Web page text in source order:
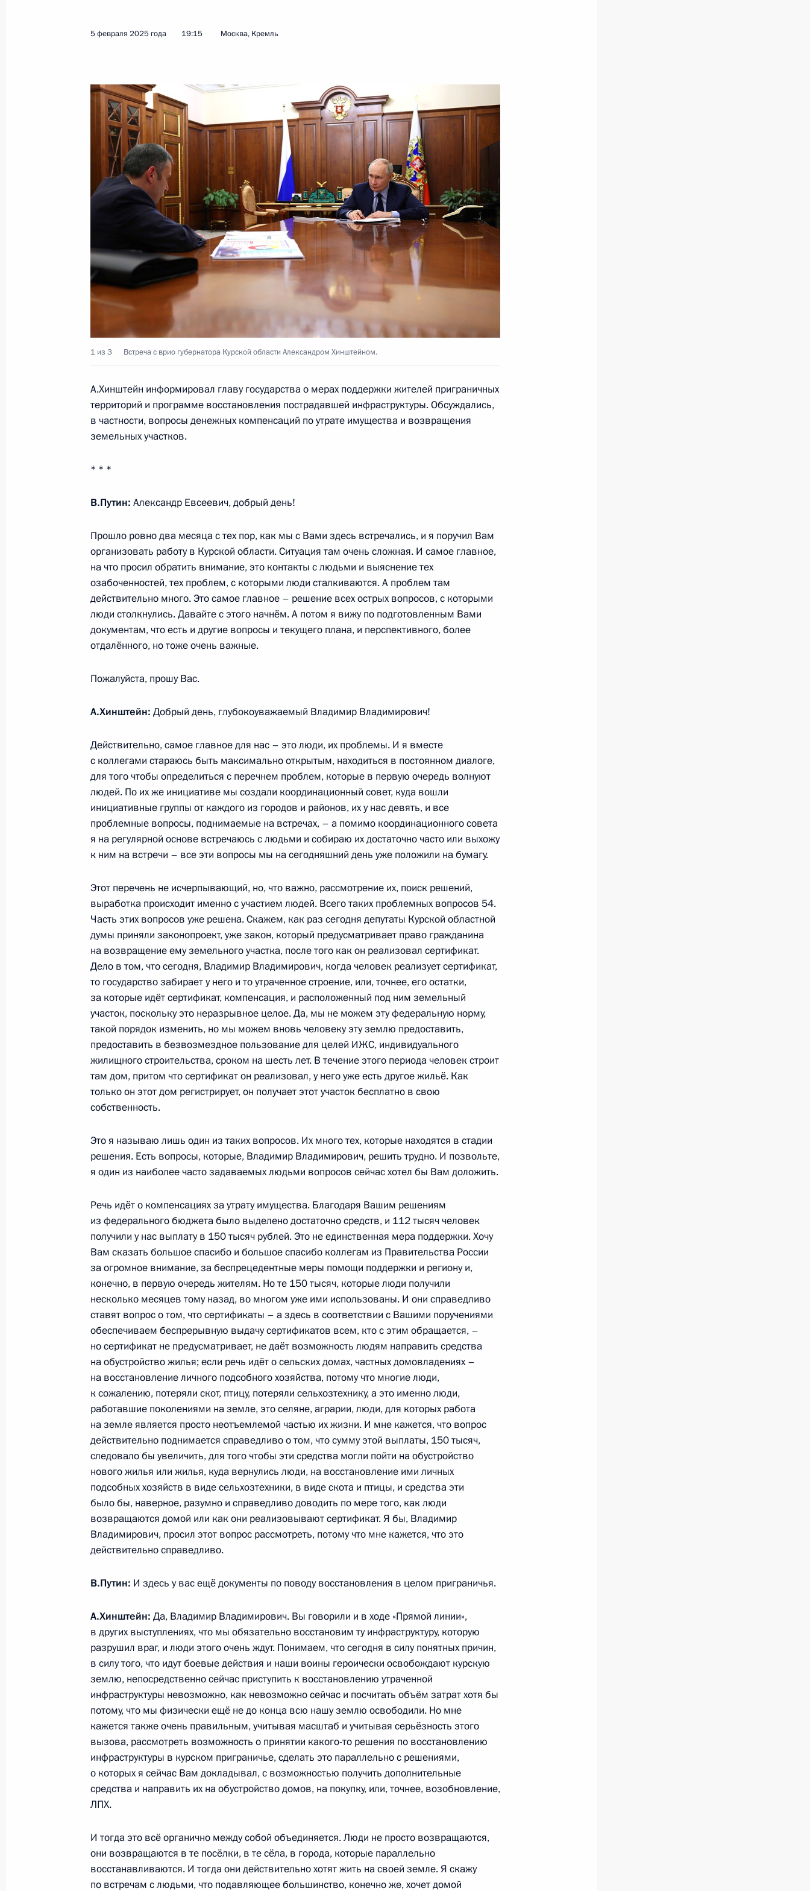
Показать следующие материалы
Беседа с лауреатами премий Президента в области науки
и инноваций для молодых учёных
6 февраля 2025 года, 16:15 Москва, Кремль
6 36м
Вручение премий Президента в области науки и инноваций для
молодых учёных
6 февраля 2025 года, 15:30 Москва, Кремль
5 февраля 2025 года, среда
Рабочая встреча с врио губернатора Курской области
Александром Хинштейном
5 февраля 2025 года, 19:15 Москва, Кремль
4 февраля 2025 года, вторник
Встреча с губернатором Тверской области Игорем Руденей
4 февраля 2025 года, 13:30
3 февраля 2025 года, 13:45 Москва, Кремль
1 февраля 2025 года, суббота
Встреча с Патриархом Московским и всея Руси Кириллом
1 февраля 2025 года, 09:00
2
Встреча с Министром транспорта Романом Старовойтом
30 января 2025 года, 14:10 Москва, Кремль
29 января 2025 года, среда
Встреча с главой Дагестана Сергеем Меликовым
29 января 2025 года, 18:15 Москва, Кремль
6
28 января 2025 года, вторник
Рабочая встреча с губернатором Самарской области Вячеславом
Федорищевым
3
Совещание по развитию беспилотных авиационных систем
28 января 2025 года, 22:30
7
Посещение завода «АвтоВАЗ»
28 января 2025 года, 18:30
27 января 2025 года, понедельник
Бегловым
Санкт-Петербург
Концерт «Ленинградская Победа»
27 января 2025 года, 16:10 Санкт-Петербург
24 января 2025 года, пятница
Ответы на вопросы журналиста Павла Зарубина
24 января 2025 года, 18:00 Москва
Заседание попечительского совета МГУ
24 января 2025 года, 16:30 Москва
Посещение Московского государственного университета имени
Ломоносова
24 января 2025 года, 15:50 Москва
23 января 2025 года, четверг
Совещание с членами Правительства
23 января 2025 года, 18:00 Московская область, Ново-Огарёво
Заседание наблюдательного совета АСИ
23 января 2025 года, 16:15 Московская область, Ново-Огарёво
22 января 2025 года, среда
Совещание по экономическим вопросам
22 января 2025 года, 17:25 Московская область, Ново-Огарёво
1
5 февраля 2025 года 19:15 Москва, Кремль
1 из 3 Встреча с врио губернатора Курской области Александром Хинштейном.
А.Хинштейн информировал главу государства о мерах поддержки жителей приграничных
территорий и программе восстановления пострадавшей инфраструктуры. Обсуждались,
в частности, вопросы денежных компенсаций по утрате имущества и возвращения
земельных участков.
* * *
В.Путин: Александр Евсеевич, добрый день!
Прошло ровно два месяца с тех пор, как мы с Вами здесь встречались, и я поручил Вам
организовать работу в Курской области. Ситуация там очень сложная. И самое главное,
на что просил обратить внимание, это контакты с людьми и выяснение тех
озабоченностей, тех проблем, с которыми люди сталкиваются. А проблем там
действительно много. Это самое главное – решение всех острых вопросов, с которыми
люди столкнулись. Давайте с этого начнём. А потом я вижу по подготовленным Вами
документам, что есть и другие вопросы и текущего плана, и перспективного, более
отдалённого, но тоже очень важные.
Пожалуйста, прошу Вас.
А.Хинштейн: Добрый день, глубокоуважаемый Владимир Владимирович!
Действительно, самое главное для нас – это люди, их проблемы. И я вместе
с коллегами стараюсь быть максимально открытым, находиться в постоянном диалоге,
для того чтобы определиться с перечнем проблем, которые в первую очередь волнуют
людей. По их же инициативе мы создали координационный совет, куда вошли
инициативные группы от каждого из городов и районов, их у нас девять, и все
проблемные вопросы, поднимаемые на встречах, – а помимо координационного совета
я на регулярной основе встречаюсь с людьми и собираю их достаточно часто или выхожу
к ним на встречи – все эти вопросы мы на сегодняшний день уже положили на бумагу.
Этот перечень не исчерпывающий, но, что важно, рассмотрение их, поиск решений,
выработка происходит именно с участием людей. Всего таких проблемных вопросов 54.
Часть этих вопросов уже решена. Скажем, как раз сегодня депутаты Курской областной
думы приняли законопроект, уже закон, который предусматривает право гражданина
на возвращение ему земельного участка, после того как он реализовал сертификат.
Дело в том, что сегодня, Владимир Владимирович, когда человек реализует сертификат,
то государство забирает у него и то утраченное строение, или, точнее, его остатки,
за которые идёт сертификат, компенсация, и расположенный под ним земельный
участок, поскольку это неразрывное целое. Да, мы не можем эту федеральную норму,
такой порядок изменить, но мы можем вновь человеку эту землю предоставить,
предоставить в безвозмездное пользование для целей ИЖС, индивидуального
жилищного строительства, сроком на шесть лет. В течение этого периода человек строит
там дом, притом что сертификат он реализовал, у него уже есть другое жильё. Как
только он этот дом регистрирует, он получает этот участок бесплатно в свою
собственность.
Это я называю лишь один из таких вопросов. Их много тех, которые находятся в стадии
решения. Есть вопросы, которые, Владимир Владимирович, решить трудно. И позвольте,
я один из наиболее часто задаваемых людьми вопросов сейчас хотел бы Вам доложить.
Речь идёт о компенсациях за утрату имущества. Благодаря Вашим решениям
из федерального бюджета было выделено достаточно средств, и 112 тысяч человек
получили у нас выплату в 150 тысяч рублей. Это не единственная мера поддержки. Хочу
Вам сказать большое спасибо и большое спасибо коллегам из Правительства России
за огромное внимание, за беспрецедентные меры помощи поддержки и региону и,
конечно, в первую очередь жителям. Но те 150 тысяч, которые люди получили
несколько месяцев тому назад, во многом уже ими использованы. И они справедливо
ставят вопрос о том, что сертификаты – а здесь в соответствии с Вашими поручениями
обеспечиваем беспрерывную выдачу сертификатов всем, кто с этим обращается, –
но сертификат не предусматривает, не даёт возможность людям направить средства
на обустройство жилья; если речь идёт о сельских домах, частных домовладениях –
на восстановление личного подсобного хозяйства, потому что многие люди,
к сожалению, потеряли скот, птицу, потеряли сельхозтехнику, а это именно люди,
работавшие поколениями на земле, это селяне, аграрии, люди, для которых работа
на земле является просто неотъемлемой частью их жизни. И мне кажется, что вопрос
действительно поднимается справедливо о том, что сумму этой выплаты, 150 тысяч,
следовало бы увеличить, для того чтобы эти средства могли пойти на обустройство
нового жилья или жилья, куда вернулись люди, на восстановление ими личных
подсобных хозяйств в виде сельхозтехники, в виде скота и птицы, и средства эти
было бы, наверное, разумно и справедливо доводить по мере того, как люди
возвращаются домой или как они реализовывают сертификат. Я бы, Владимир
Владимирович, просил этот вопрос рассмотреть, потому что мне кажется, что это
действительно справедливо.
В.Путин: И здесь у вас ещё документы по поводу восстановления в целом приграничья.
А.Хинштейн: Да, Владимир Владимирович. Вы говорили и в ходе «Прямой линии»,
в других выступлениях, что мы обязательно восстановим ту инфраструктуру, которую
разрушил враг, и люди этого очень ждут. Понимаем, что сегодня в силу понятных причин,
в силу того, что идут боевые действия и наши воины героически освобождают курскую
землю, непосредственно сейчас приступить к восстановлению утраченной
инфраструктуры невозможно, как невозможно сейчас и посчитать объём затрат хотя бы
потому, что мы физически ещё не до конца всю нашу землю освободили. Но мне
кажется также очень правильным, учитывая масштаб и учитывая серьёзность этого
вызова, рассмотреть возможность о принятии какого-то решения по восстановлению
инфраструктуры в курском приграничье, сделать это параллельно с решениями,
о которых я сейчас Вам докладывал, с возможностью получить дополнительные
средства и направить их на обустройство домов, на покупку, или, точнее, возобновление,
ЛПХ.
И тогда это всё органично между собой объединяется. Люди не просто возвращаются,
они возвращаются в те посёлки, в те сёла, в города, которые параллельно
восстанавливаются. И тогда они действительно хотят жить на своей земле. Я скажу
по встречам с людьми, что подавляющее большинство, конечно же, хочет домой